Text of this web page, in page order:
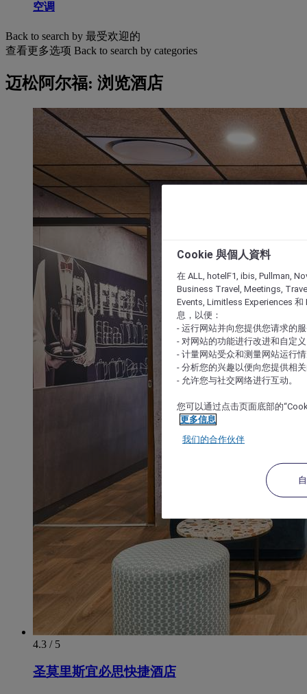
空调
Back to search by 最受欢迎的
查看更多选项 Back to search by categories
迈松阿尔福: 浏览酒店
4.3 / 5
圣莫里斯宜必思快捷酒店
Cookie 與個人資料
在 ALL, hotelF1, ibis, Pullman,
Business Travel, Meetings,
Events, Limitless Experiences 和
息，以便：
- 运行网站并向您提供您请求的
- 对网站的功能进行改进和自定义
- 计量网站受众和测量网站运行
- 分析您的兴趣以便向您提供相
- 允许您与社交网络进行互动。
您可以通过点击页面底部的
更多信息
我们的合作伙伴